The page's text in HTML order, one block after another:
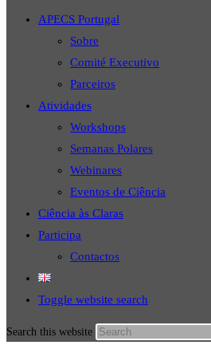
APECS Portugal
Sobre
Comité Executivo
Parceiros
Atividades
Workshops
Semanas Polares
Webinares
Eventos de Ciência
Ciência às Claras
Participa
Contactos
Toggle website search
Search this website